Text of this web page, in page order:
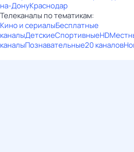
на-ДонуКраснодар
Телеканалы по тематикам:
Кино и сериалыБесплатные
каналыДетскиеСпортивныеHD
каналыПознавательные20 каналов